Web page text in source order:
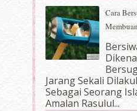
Cara
Jarang Sekali
Sebagai Seorang
Amalan Rasulul...